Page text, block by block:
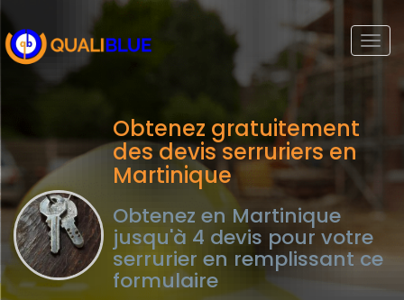
Obtenez gratuitement
des devis serruriers en
Martinique
Obtenez en Martinique
jusqu'à 4 devis pour votre
serrurier en remplissant ce
formulaire